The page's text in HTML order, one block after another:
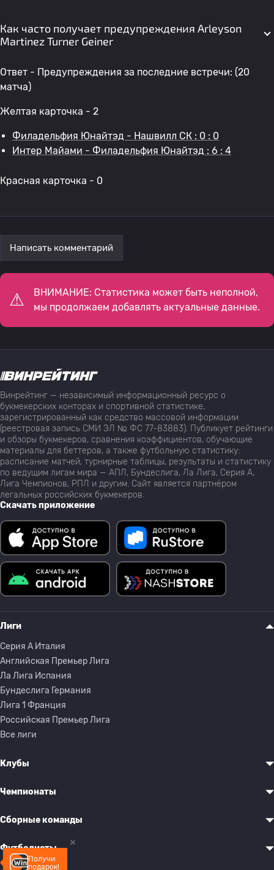
Как часто получает предупреждения Arleyson
Martinez Turner Geiner
Ответ - Предупреждения за последние встречи: (20
матча)
Желтая карточка - 2
Филадельфия Юнайтэд - Нашвилл СК : 0 : 0
Интер Майами - Филадельфия Юнайтэд : 6 : 4
Красная карточка - 0
Написать комментарий
ВНИМАНИЕ: Статистика может быть неполной,
мы продолжаем добавлять актуальные данные.
Получи
подарок!
Винрейтинг — независимый информационный ресурс о
букмекерских конторах и спортивной статистике,
зарегистрированный как средство массовой информации
(реестровая запись СМИ ЭЛ № ФС 77-83883). Публикует рейтинги
и обзоры букмекеров, сравнения коэффициентов, обучающие
материалы для беттеров, а также футбольную статистику:
расписание матчей, турнирные таблицы, результаты и статистику
по ведущим лигам мира — АПЛ, Бундеслига, Ла Лига, Серия А,
Лига Чемпионов, РПЛ и другим. Сайт является партнёром
легальных российских букмекеров.
Скачать приложение
Лиги
Серия A Италия
Английская Премьер Лига
Ла Лига Испания
Бундеслига Германия
Лига 1 Франция
Российская Премьер Лига
Все лиги
Клубы
Чемпионаты
Сборные команды
Футболисты